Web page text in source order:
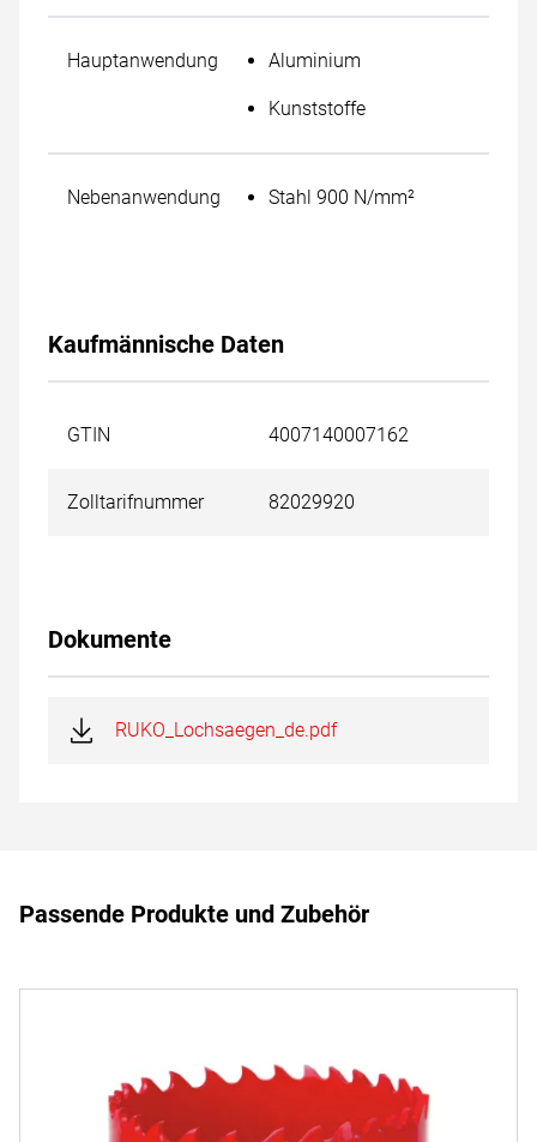
Hauptanwendung Aluminium
Kunststoffe
Nebenanwendung Stahl 900 N/mm²
Kaufmännische Daten
GTIN 4007140007162
Zolltarifnummer 82029920
Dokumente
RUKO_Lochsaegen_de.pdf
Passende Produkte und Zubehör